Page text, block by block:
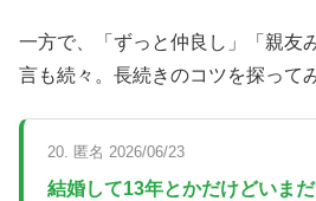
一方で、「ずっと仲良し」「親友
言も続々。長続きのコツを探って
20. 匿名 2026/06/23
結婚して13年とかだけどいま